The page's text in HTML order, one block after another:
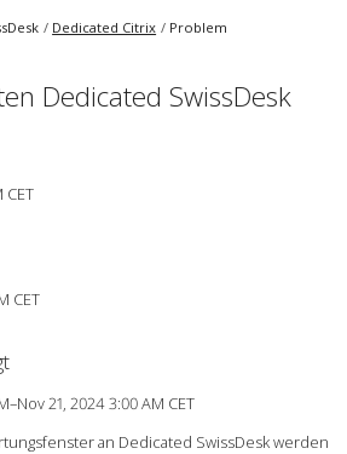
Dedicated Citrix Problem
Dedicated SwissDesk
CET
CET
21, 2024 3:00 AM CET
an Dedicated SwissDesk werden